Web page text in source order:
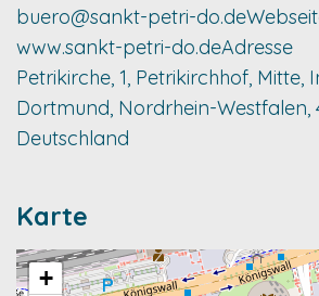
buero@sankt-petri-do.de
www.sankt-petri-do.deAdresse
Petrikirche, 1, Petrikirchhof, Mitte,
Dortmund, Nordrhein-Westfalen,
Deutschland
Karte
+